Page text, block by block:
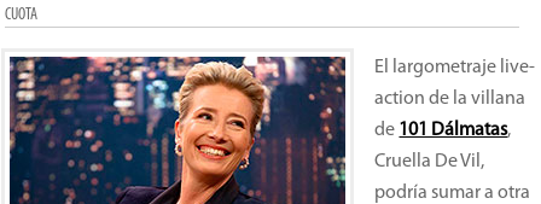
CUOTA
El largometraje live-
action de la villana
de 101 Dálmatas,
Cruella De Vil,
podría sumar a otra